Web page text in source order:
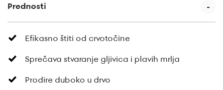
Prednosti
Efikasno štiti od crvotočine
Sprečava stvaranje gljivica i plavih mrlja
Prodire duboko u drvo